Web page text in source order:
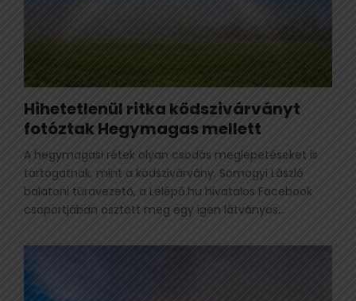
Hihetetlenül ritka ködszivárványt
fotóztak Hegymagas mellett
A hegymagasi rétek olyan csodás meglepetéseket is
tartogatnak, mint a ködszivárvány. Somogyi László
balatoni túravezető, a Lelépő.hu hivatalos Facebook
csoportjában osztott meg egy igen látványos...